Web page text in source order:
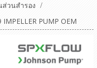
วนสำรอง /
IMPELLER PUMP OEM